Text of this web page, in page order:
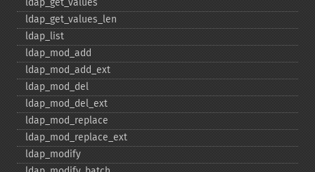
ldap_​get_​values
ldap_​get_​values_​len
ldap_​list
ldap_​mod_​add
ldap_​mod_​add_​ext
ldap_​mod_​del
ldap_​mod_​del_​ext
ldap_​mod_​replace
ldap_​mod_​replace_​ext
ldap_​modify